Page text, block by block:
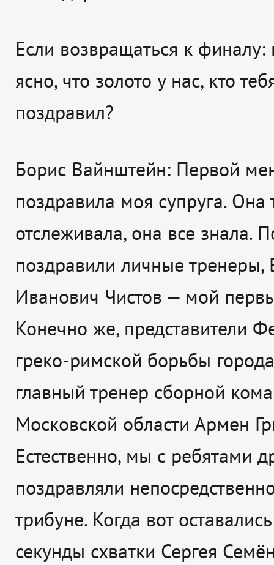
Если возвращаться к финалу:
ясно, что золото у нас, кто
поздравил?
Борис Вайнштейн: Первой
поздравила моя супруга. Она
отслеживала, она все знала.
поздравили личные тренеры,
Иванович Чистов — мой
Конечно же, представители
греко-римской борьбы
главный тренер сборной
Московской области Армен
Естественно, мы с ребятами
поздравляли
трибуне. Когда вот
секунды схватки Сергея